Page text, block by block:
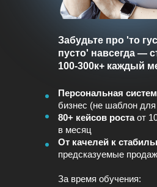
Персональная
бизнес (не шаблон для
80+ кейсов ростаот
в месяц
От качелей к
предсказуемые
Забудьте про 'то
пусто' навсегда —
100-300к+ каждый
За время обучения: